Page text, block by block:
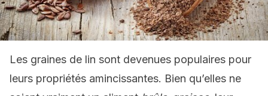
Les graines de lin sont devenues populaires pour
leurs propriétés amincissantes. Bien qu’elles ne